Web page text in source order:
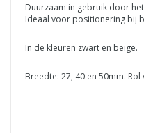
Duurzaam in gebruik door
Ideaal voor positionering bij
In de kleuren zwart en beige.
Breedte: 27, 40 en 50mm.